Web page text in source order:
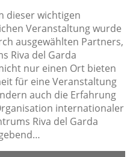
dieser wichtigen
Veranstaltung wurde
ausgewählten Partners,
Riva del Garda
nur einen Ort bieten
für eine Veranstaltung
auch die Erfahrung
internationaler
Riva del Garda